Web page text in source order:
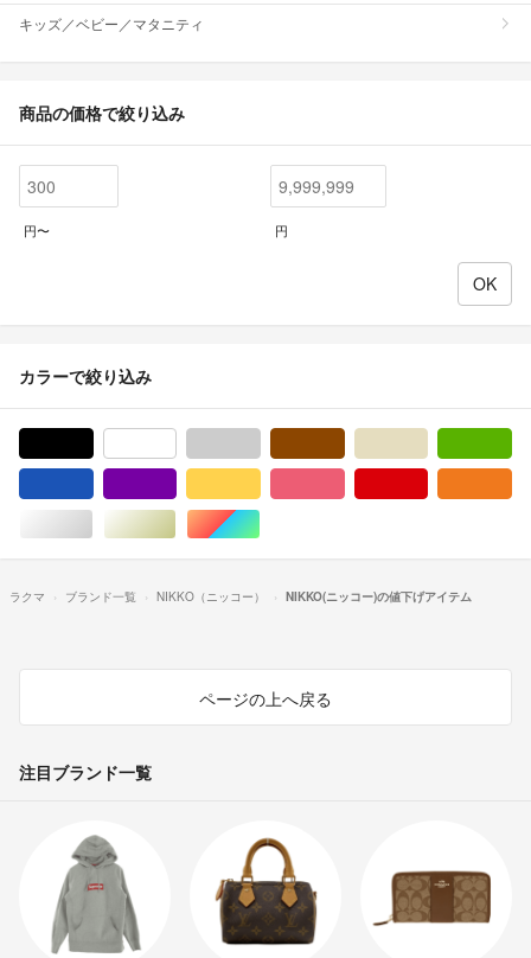
キッズ／ベビー／マタニティ
商品の価格で絞り込み
円〜 円
カラーで絞り込み
シルバー/銀色系ゴールド/金色系マルチカラー
ラクマ ブランド一覧 NIKKO（ニッコー） NIKKO(ニッコー)の値下げアイテム
ページの上へ戻る
注目ブランド一覧